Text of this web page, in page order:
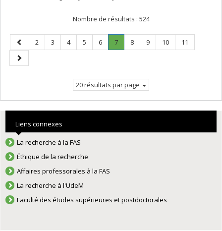
Nombre de résultats : 524
Page
précédente
Page
2 Page
3 Page
4 Page
5 Page
6 Page
7.
Page
Page
8 Page
9 Page
10 Page
11
Page
suivante
20 résultats par page
Liens connexes
La recherche à la FAS
Éthique de la recherche
Affaires professorales à la FAS
La recherche à l'UdeM
Faculté des études supérieures et postdoctorales